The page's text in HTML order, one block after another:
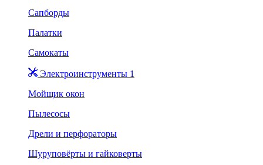
Сапборды
Палатки
Самокаты
Электроинструменты 1
Мойщик окон
Пылесосы
Дрели и перфораторы
Шуруповёрты и гайковерты